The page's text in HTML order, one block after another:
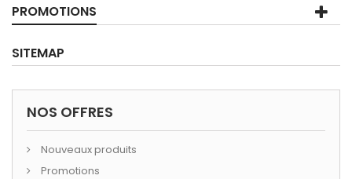
PROMOTIONS
SITEMAP
NOS OFFRES
Nouveaux produits
Promotions